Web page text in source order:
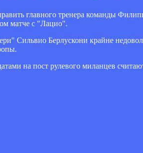
главного тренера команды
матче с "Лацио".
Сильвио Берлускони крайне
на пост рулевого миланцев